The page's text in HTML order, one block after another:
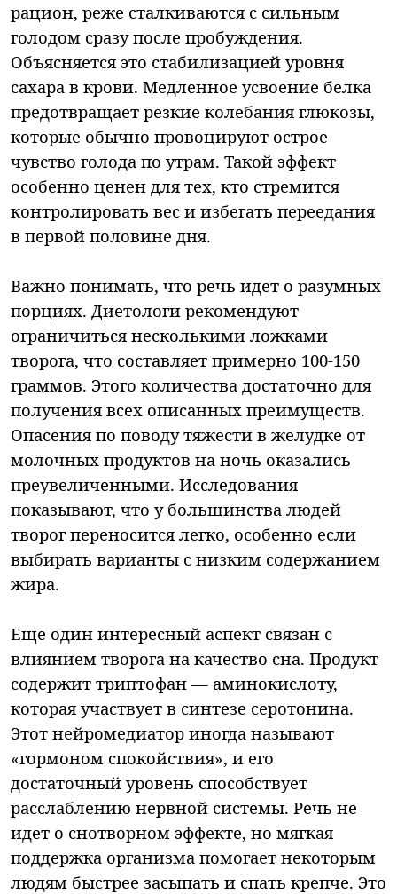
рацион, реже сталкиваются с сильным
голодом сразу после пробуждения.
Объясняется это стабилизацией уровня
сахара в крови. Медленное усвоение белка
предотвращает резкие колебания глюкозы,
которые обычно провоцируют острое
чувство голода по утрам. Такой эффект
особенно ценен для тех, кто стремится
контролировать вес и избегать переедания
в первой половине дня.
Важно понимать, что речь идет о разумных
порциях. Диетологи рекомендуют
ограничиться несколькими ложками
творога, что составляет примерно 100-150
граммов. Этого количества достаточно для
получения всех описанных преимуществ.
Опасения по поводу тяжести в желудке от
молочных продуктов на ночь оказались
преувеличенными. Исследования
показывают, что у большинства людей
творог переносится легко, особенно если
выбирать варианты с низким содержанием
жира.
Еще один интересный аспект связан с
влиянием творога на качество сна. Продукт
содержит триптофан — аминокислоту,
которая участвует в синтезе серотонина.
Этот нейромедиатор иногда называют
«гормоном спокойствия», и его
достаточный уровень способствует
расслаблению нервной системы. Речь не
идет о снотворном эффекте, но мягкая
поддержка организма помогает некоторым
людям быстрее засыпать и спать крепче. Это